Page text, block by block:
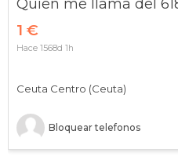
Quien me llama del
1 €
Bloquear telefonos
Ceuta Centro (Ceuta)
Hace 1568d 1h